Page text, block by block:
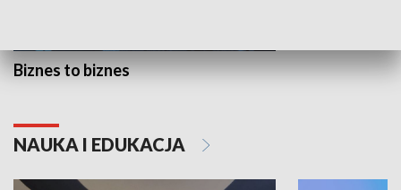
Biznes to biznes
NAUKA I EDUKACJA